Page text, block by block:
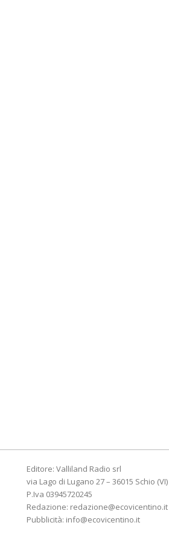
Editore: Valliland Radio srl
via Lago di Lugano 27 – 36015 Schio (VI)
P.Iva 03945720245
Redazione: redazione@ecovicentino.it
Pubblicità: info@ecovicentino.it